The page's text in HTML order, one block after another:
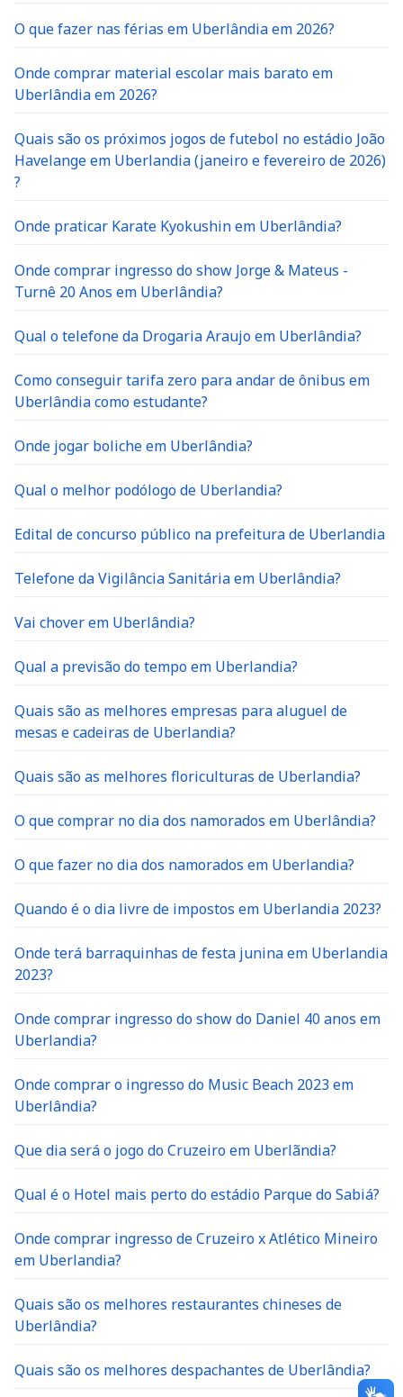
O que fazer nas férias em Uberlândia em 2026?
Onde comprar material escolar mais barato em
Uberlândia em 2026?
Quais são os próximos jogos de futebol no estádio João
Havelange em Uberlandia (janeiro e fevereiro de 2026)
?
Onde praticar Karate Kyokushin em Uberlândia?
Onde comprar ingresso do show Jorge & Mateus -
Turnê 20 Anos em Uberlândia?
Qual o telefone da Drogaria Araujo em Uberlândia?
Como conseguir tarifa zero para andar de ônibus em
Uberlândia como estudante?
Onde jogar boliche em Uberlândia?
Qual o melhor podólogo de Uberlandia?
Edital de concurso público na prefeitura de Uberlandia
Telefone da Vigilância Sanitária em Uberlândia?
Vai chover em Uberlândia?
Qual a previsão do tempo em Uberlandia?
Quais são as melhores empresas para aluguel de
mesas e cadeiras de Uberlandia?
Quais são as melhores floriculturas de Uberlandia?
O que comprar no dia dos namorados em Uberlândia?
O que fazer no dia dos namorados em Uberlandia?
Quando é o dia livre de impostos em Uberlandia 2023?
Onde terá barraquinhas de festa junina em Uberlandia
2023?
Onde comprar ingresso do show do Daniel 40 anos em
Uberlandia?
Onde comprar o ingresso do Music Beach 2023 em
Uberlândia?
Que dia será o jogo do Cruzeiro em Uberlãndia?
Qual é o Hotel mais perto do estádio Parque do Sabiá?
Onde comprar ingresso de Cruzeiro x Atlético Mineiro
em Uberlandia?
Quais são os melhores restaurantes chineses de
Uberlândia?
Quais são os melhores despachantes de Uberlândia?